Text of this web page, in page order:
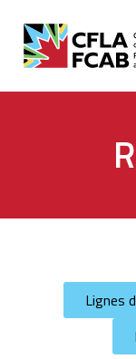
Lignes